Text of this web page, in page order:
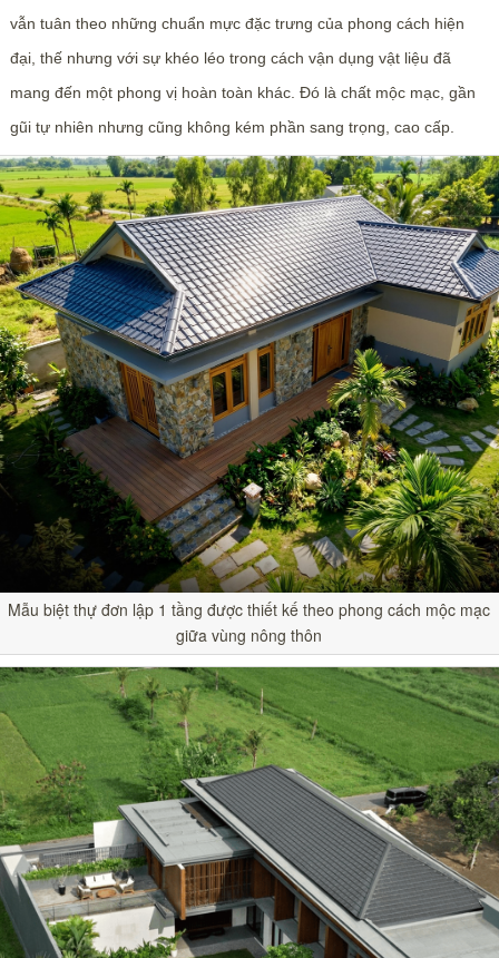
vẫn tuân theo những chuẩn mực đặc trưng của phong cách hiện
đại, thế nhưng với sự khéo léo trong cách vận dụng vật liệu đã
mang đến một phong vị hoàn toàn khác. Đó là chất mộc mạc, gần
gũi tự nhiên nhưng cũng không kém phần sang trọng, cao cấp.
Mẫu biệt thự đơn lập 1 tầng được thiết kế theo phong cách mộc mạc
giữa vùng nông thôn